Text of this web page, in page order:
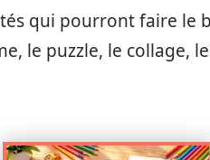
qui pourront faire le
le puzzle, le collage,